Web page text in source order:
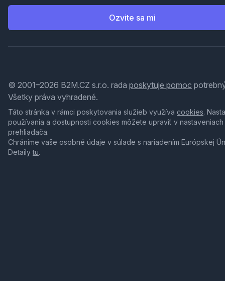
Ozvite sa mi
© 2001–2026 B2M.CZ s.r.o. rada poskytuje pomoc
Všetky práva vyhradené.
Táto stránka v rámci poskytovania služieb využíva cookies.
používania a dostupnosti cookies môžete upraviť v nastaveniach
prehliadača.
Chránime vaše osobné údaje v súlade s nariadením Európskej
Detailytu.